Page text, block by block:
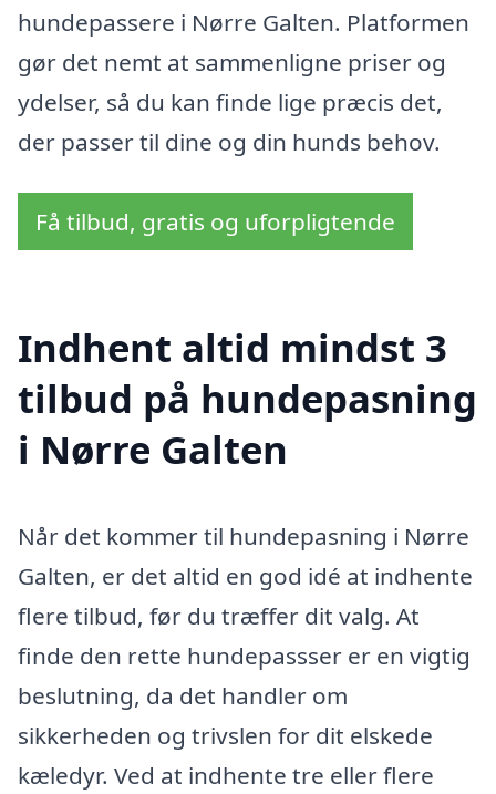
hundepassere i Nørre Galten. Platformen
gør det nemt at sammenligne priser og
ydelser, så du kan finde lige præcis det,
der passer til dine og din hunds behov.
Få tilbud, gratis og uforpligtende
Indhent altid mindst 3
tilbud på hundepasning
i Nørre Galten
Når det kommer til hundepasning i Nørre
Galten, er det altid en god idé at indhente
flere tilbud, før du træffer dit valg. At
finde den rette hundepassser er en vigtig
beslutning, da det handler om
sikkerheden og trivslen for dit elskede
kæledyr. Ved at indhente tre eller flere